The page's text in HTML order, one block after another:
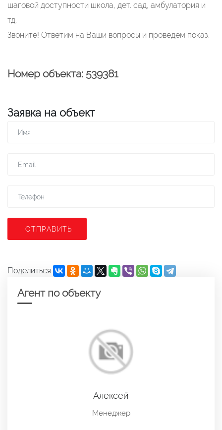
шаговой доступности школа, дет. сад, амбулатория и
тд.
Звоните! Ответим на Ваши вопросы и проведем показ.
Номер объекта: 539381
Заявка на объект
ОТПРАВИТЬ
Поделиться
Агент по объекту
Алексей
Менеджер